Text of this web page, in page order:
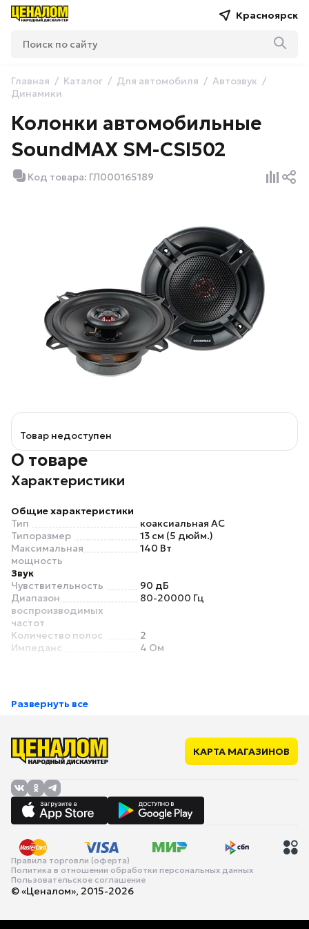
Красноярск
Главная Каталог Для автомобиля
Автозвук
Динамики
Колонки автомобильные
SoundMAX SM-CSI502
Код товара: ГЛ000165189
Товар недоступен
О товаре
Характеристики
Общие характеристики
Тип
коаксиальная АС
Типоразмер
13 см (5 дюйм.)
Максимальная
мощность
140 Вт
Звук
Чувствительность
90 дБ
Диапазон
воспроизводимых
частот
80-20000 Гц
Количество полос
2
Импеданс
4 Ом
Развернуть все
КАРТА МАГАЗИНОВ
Правила торговли (оферта)
Политика в отношении обработки персональных данных
Пользовательское соглашение
© «Ценалом», 2015-2026